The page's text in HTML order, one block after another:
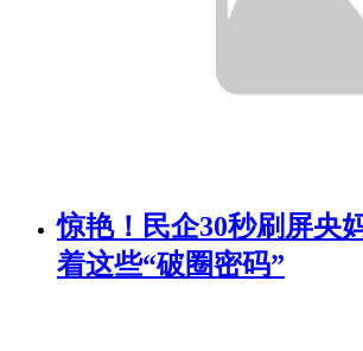
惊艳！民企30秒刷屏央
着这些“破圈密码”